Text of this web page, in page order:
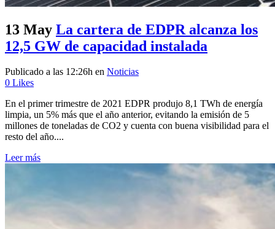
13 May La cartera de EDPR alcanza los
12,5 GW de capacidad instalada
Publicado a las 12:26h en Noticias
0 Likes
En el primer trimestre de 2021 EDPR produjo 8,1 TWh de energía
limpia, un 5% más que el año anterior, evitando la emisión de 5
millones de toneladas de CO2 y cuenta con buena visibilidad para el
resto del año....
Leer más